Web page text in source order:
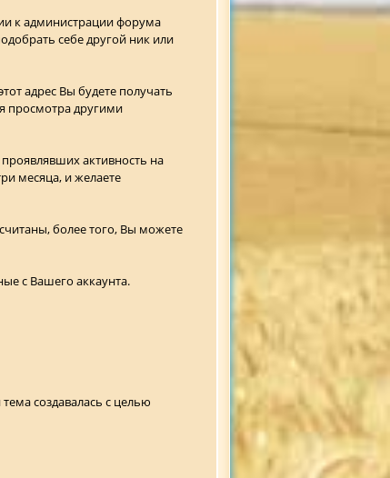
к администрации форума
себе другой ник или
адрес Вы будете получать
просмотра другими
активность на
месяца, и желаете
более того, Вы можете
с Вашего аккаунта.
создавалась с целью